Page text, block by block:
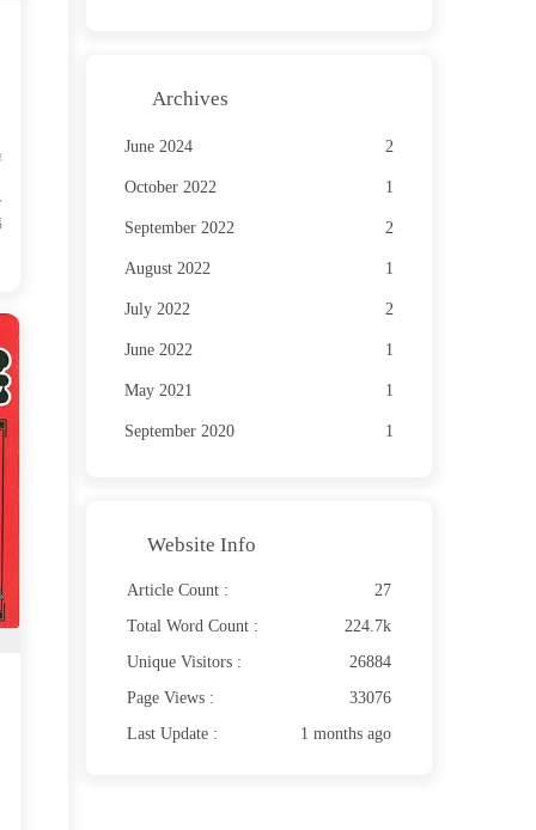
Archives
June 2024 2
October 2022 1
September 2022 2
August 2022 1
July 2022 2
June 2022 1
May 2021 1
September 2020 1
Website Info
Article Count :
27
Total Word Count :
224.7k
Unique Visitors :
26884
Page Views :
33076
Last Update :
1 months ago